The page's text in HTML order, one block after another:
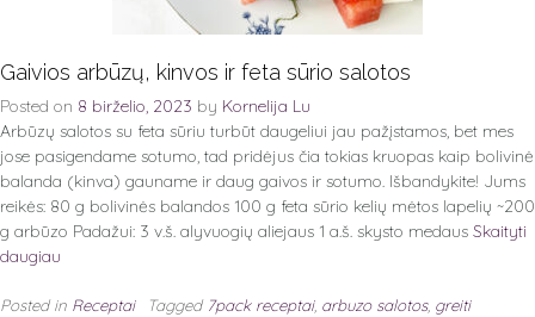
Gaivios arbūzų, kinvos ir feta sūrio salotos
Posted on 8 birželio, 2023 by Kornelija Lu
Arbūzų salotos su feta sūriu turbūt daugeliui jau pažįstamos, bet mes
jose pasigendame sotumo, tad pridėjus čia tokias kruopas kaip bolivinė
balanda (kinva) gauname ir daug gaivos ir sotumo. Išbandykite! Jums
reikės: 80 g bolivinės balandos 100 g feta sūrio kelių mėtos lapelių ~200
g arbūzo Padažui: 3 v.š. alyvuogių aliejaus 1 a.š. skysto medaus Skaityti
daugiau
Posted in Receptai Tagged 7pack receptai, arbuzo salotos, greiti